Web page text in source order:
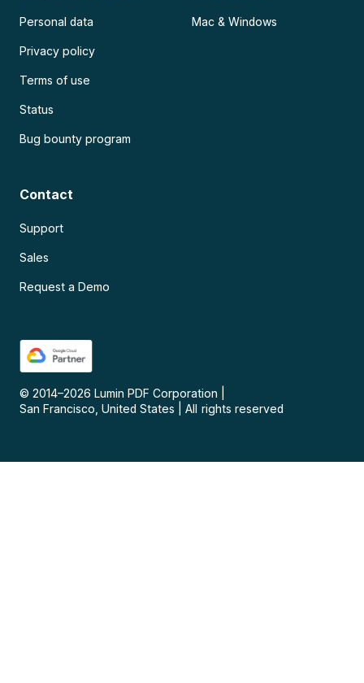
Personal data
Privacy policy
Terms of use
Status
Bug bounty program
Mac & Windows
Contact
Support
Sales
Request a Demo
© 2014–2026 Lumin PDF Corporation
San Francisco, United States
All rights reserved